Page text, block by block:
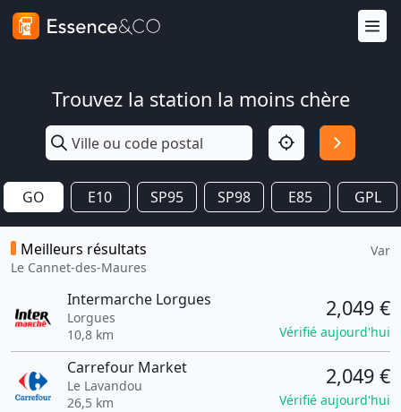
Trouvez la station la moins chère
GO E10 SP95 SP98 E85 GPL
Meilleurs résultats
Le Cannet-des-Maures
Var
Intermarche Lorgues
Lorgues
10,8 km
2,049 €
Vérifié aujourd'hui
Carrefour Market
Le Lavandou
26,5 km
2,049 €
Vérifié aujourd'hui